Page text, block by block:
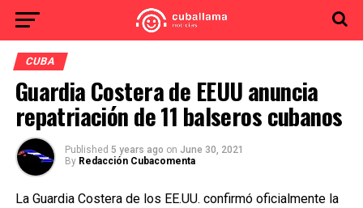
CUBA
Guardia Costera de EEUU anuncia
repatriación de 11 balseros cubanos
Published 5 years ago on June 30, 2021
By Redacción Cubacomenta
La Guardia Costera de los EE.UU. confirmó oficialmente la